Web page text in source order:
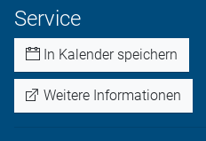
Service
In Kalender speichern
Weitere Informationen